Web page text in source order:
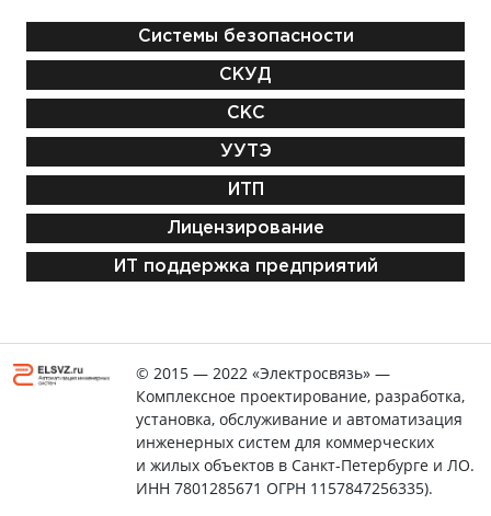
Системы безопасности
СКУД
СКС
УУТЭ
ИТП
Лицензирование
ИТ поддержка предприятий
© 2015 — 2022 «Электросвязь» —
Комплексное проектирование, разработка,
установка, обслуживание и автоматизация
инженерных систем для коммерческих
и жилых объектов в Санкт-Петербурге и ЛО.
ИНН 7801285671 ОГРН 1157847256335).